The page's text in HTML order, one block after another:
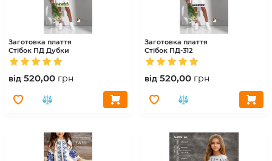
Заготовка плаття
Стібок ПД Дубки
вiд 520,00 грн
Заготовка плаття
Стібок ПД-312
вiд 520,00 грн